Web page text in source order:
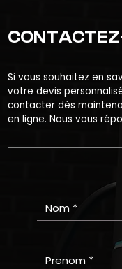
Si vous souhaitez en
votre devis
contacter dès
en ligne. Nous vous